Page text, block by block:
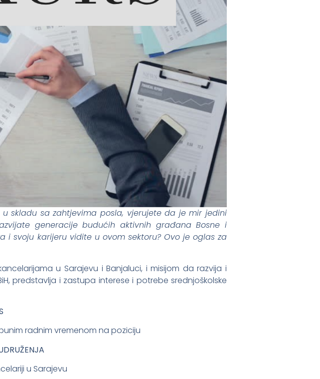
skladu sa zahtjevima posla, vjerujete da je mir jedini
generacije budućih aktivnih građana Bosne i
i svoju karijeru vidite u ovom sektoru? Ovo je oglas za
u Sarajevu i Banjaluci, i misijom da razvija i
predstavlja i zastupa interese i potrebe srednjoškolske
radnim vremenom na poziciju
u Sarajevu